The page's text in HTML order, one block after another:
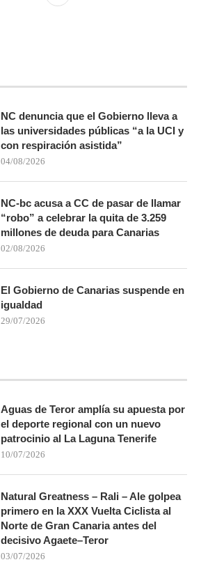
NC denuncia que el Gobierno lleva a
las universidades públicas “a la UCI y
con respiración asistida”
04/08/2026
NC-bc acusa a CC de pasar de llamar
“robo” a celebrar la quita de 3.259
millones de deuda para Canarias
02/08/2026
El Gobierno de Canarias suspende en
igualdad
29/07/2026
Aguas de Teror amplía su apuesta por
el deporte regional con un nuevo
patrocinio al La Laguna Tenerife
10/07/2026
Natural Greatness – Rali – Ale golpea
primero en la XXX Vuelta Ciclista al
Norte de Gran Canaria antes del
decisivo Agaete–Teror
03/07/2026